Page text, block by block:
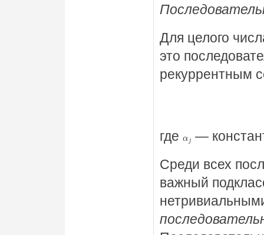
Для целого
это
рекуррентным
где
—
Среди всех
важный